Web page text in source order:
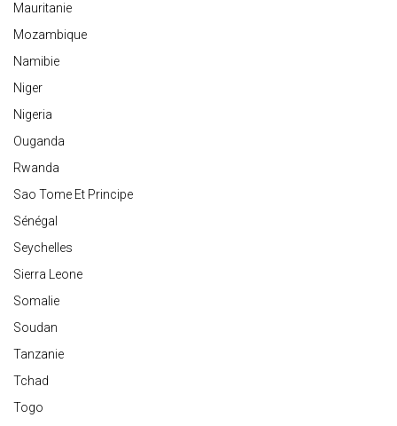
Mauritanie
Mozambique
Namibie
Niger
Nigeria
Ouganda
Rwanda
Sao Tome Et Principe
Sénégal
Seychelles
Sierra Leone
Somalie
Soudan
Tanzanie
Tchad
Togo